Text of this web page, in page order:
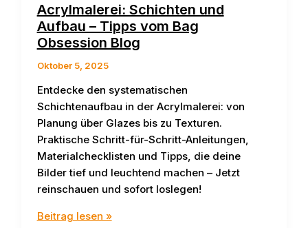
Bag-
Obsession-
Blog
Acrylmalerei: Schichten und
Aufbau – Tipps vom Bag
Obsession Blog
Oktober 5, 2025
Entdecke den systematischen
Schichtenaufbau in der Acrylmalerei: von
Planung über Glazes bis zu Texturen.
Praktische Schritt-für-Schritt-Anleitungen,
Materialchecklisten und Tipps, die deine
Bilder tief und leuchtend machen – Jetzt
reinschauen und sofort loslegen!
Acrylmalerei:
Beitrag lesen »